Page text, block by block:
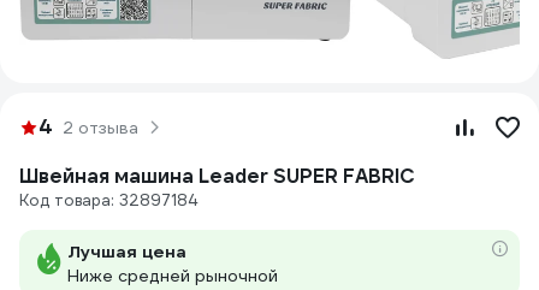
4 2 отзыва
Швейная машина Leader SUPER FABRIC
Код товара: 32897184
Лучшая цена
Ниже средней рыночной